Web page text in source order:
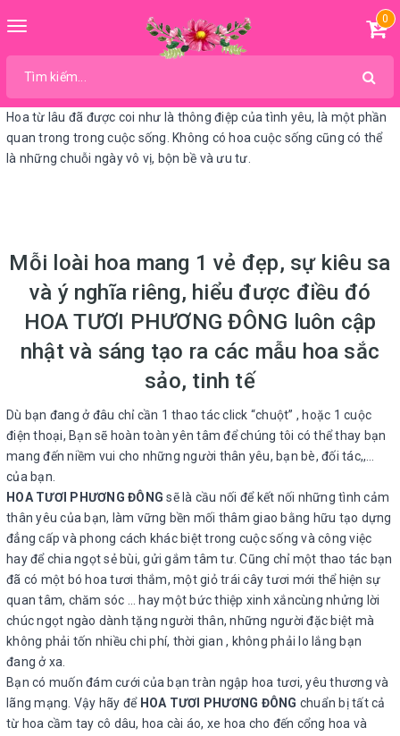
Toggle
0
Hoa từ lâu đã được coi như là thông điệp của tình yêu, là một phần
quan trong trong cuộc sống. Không có hoa cuộc sống cũng có thể
là những chuỗi ngày vô vị, bộn bề và ưu tư.
Mỗi loài hoa mang 1 vẻ đẹp, sự kiêu sa
và ý nghĩa riêng, hiểu được điều đó
HOA TƯƠI PHƯƠNG ĐÔNG luôn cập
nhật và sáng tạo ra các mẫu hoa sắc
sảo, tinh tế
Dù bạn đang ở đâu chỉ cần 1 thao tác click “chuột” , hoặc 1 cuộc
điện thoại, Bạn sẽ hoàn toàn yên tâm để chúng tôi có thể thay bạn
mang đến niềm vui cho những người thân yêu, bạn bè, đối tác,,…
của bạn.
HOA TƯƠI PHƯƠNG ĐÔNG sẽ là cầu nối để kết nối những tình cảm
thân yêu của bạn, làm vững bền mối thâm giao bằng hữu tạo dựng
đẳng cấp và phong cách khác biệt trong cuộc sống và công việc
hay để chia ngọt sẻ bùi, gửi gắm tâm tư. Cũng chỉ một thao tác bạn
đã có một bó hoa tươi thắm, một giỏ trái cây tươi mới thể hiện sự
quan tâm, chăm sóc … hay một bức thiệp xinh xắncùng nhửng lời
chúc ngọt ngào dành tặng người thân, những người đặc biệt mà
không phải tốn nhiều chi phí, thời gian , không phải lo lắng bạn
đang ở xa.
Bạn có muốn đám cưới của bạn tràn ngập hoa tươi, yêu thương và
lãng mạng. Vậy hãy để HOA TƯƠI PHƯƠNG ĐÔNG chuẩn bị tất cả
từ hoa cầm tay cô dâu, hoa cài áo, xe hoa cho đến cổng hoa và